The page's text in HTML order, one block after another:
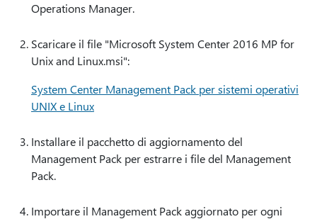
Operations Manager.
Scaricare il file "Microsoft System Center 2016 MP for
Unix and Linux.msi":
System Center Management Pack per sistemi operativi
UNIX e Linux
Installare il pacchetto di aggiornamento del
Management Pack per estrarre i file del Management
Pack.
Importare il Management Pack aggiornato per ogni